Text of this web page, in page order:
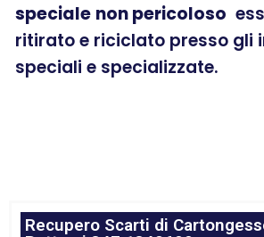
speciale non pericoloso
ritirato e riciclato presso gli
speciali e specializzate.
Recupero Scarti di